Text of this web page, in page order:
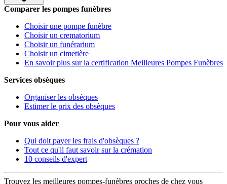
Comparer les pompes funèbres
Choisir une pompe funèbre
Choisir un crematorium
Choisir un funérarium
Choisir un cimetière
En savoir plus sur la certification Meilleures Pompes Funèbres
Services obsèques
Organiser les obsèques
Estimer le prix des obsèques
Pour vous aider
Qui doit payer les frais d'obsèques ?
Tout ce qu'il faut savoir sur la crémation
10 conseils d'expert
Trouvez les meilleures pompes-funèbres proches de chez vous